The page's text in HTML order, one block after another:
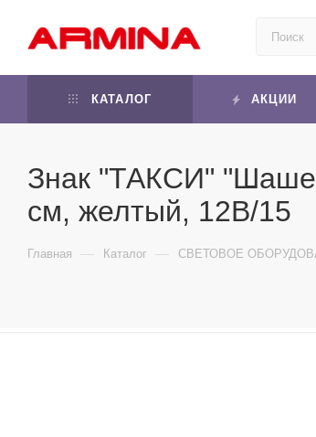
КАТАЛОГ АКЦИИ
Знак "ТАКСИ"
см, желтый, 12В/15
Главная — Каталог — СВЕТОВОЕ